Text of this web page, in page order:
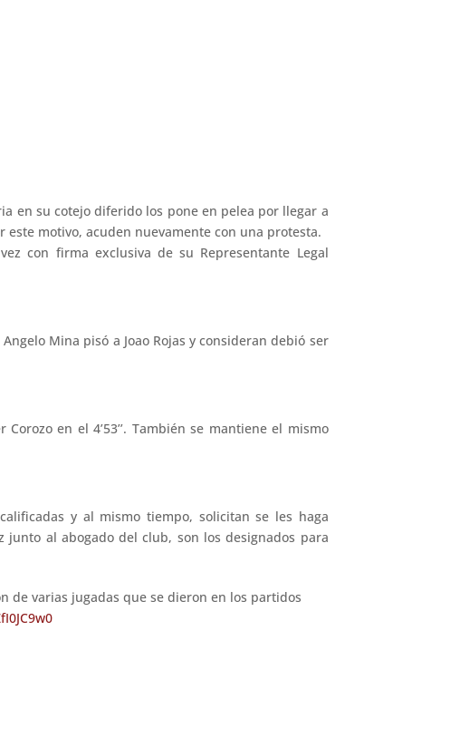
en su cotejo diferido los pone en pelea por llegar a
motivo, acuden nuevamente con una protesta.
con firma exclusiva de su Representante Legal
Mina pisó a Joao Rojas y consideran debió ser
en el 4’53’’. También se mantiene el mismo
y al mismo tiempo, solicitan se les haga
junto al abogado del club, son los designados para
de varias jugadas que se dieron en los partidos